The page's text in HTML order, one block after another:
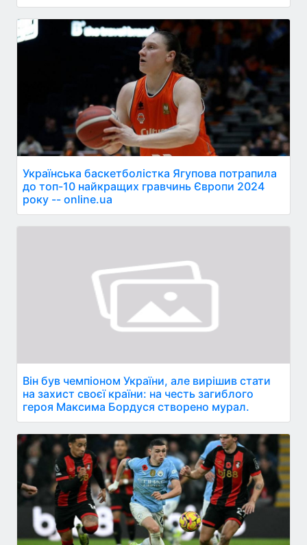
Українська баскетболістка Ягупова потрапила
до топ-10 найкращих гравчинь Європи 2024
року -- online.ua
Він був чемпіоном України, але вирішив стати
на захист своєї країни: на честь загиблого
героя Максима Бордуся створено мурал.